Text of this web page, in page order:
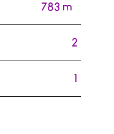
783 m²
2
1